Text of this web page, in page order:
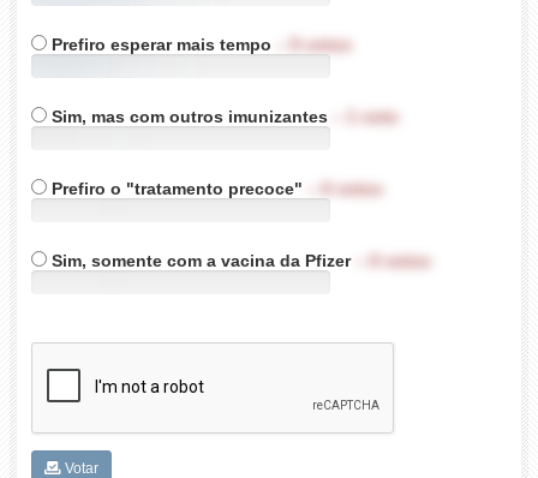
Prefiro esperar mais tempo votos
Sim, mas com outros imunizantes– voto
Prefiro o "tratamento precoce" votos
Sim, somente com a vacina da Pfizer– votos
Votar